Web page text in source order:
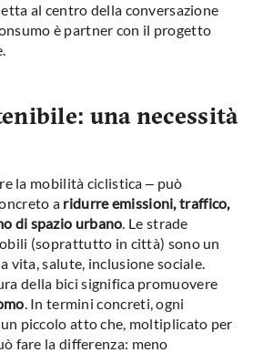
al centro della conversazione
è partner con il progetto
una necessità
la mobilità ciclistica – può
a ridurre emissioni, traffico,
di spazio urbano. Le strade
(soprattutto in città) sono un
vita, salute, inclusione sociale.
della bici significa promuovere
. In termini concreti, ogni
piccolo atto che, moltiplicato per
fare la differenza: meno